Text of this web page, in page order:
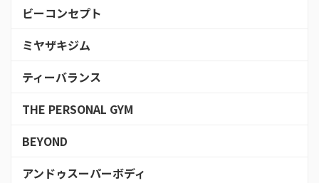
ビーコンセプト
ミヤザキジム
ティーバランス
THE PERSONAL GYM
BEYOND
アンドゥスーパーボディ